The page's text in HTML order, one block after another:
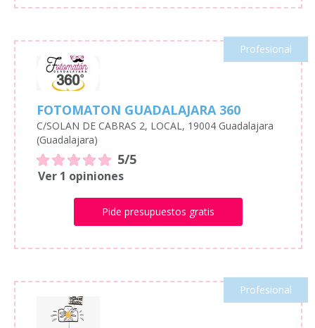
Profesional
FOTOMATON GUADALAJARA 360
C/SOLAN DE CABRAS 2, LOCAL, 19004 Guadalajara
(Guadalajara)
5/5
Ver 1 opiniones
Pide presupuestos gratis
Profesional